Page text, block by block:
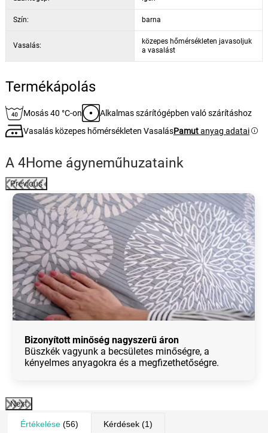
Szín: barna
Vasalás:
közepes hőmérsékleten javasoljuk
a vasalást
Termékápolás
Mosás 40 °C-on
Alkalmas szárítógépben való szárításhoz
Vasalás közepes hőmérsékleten VasalásPamutanyag adatai
A 4Home ágyneműhuzataink
Previous
Bizonyított minőség nagyszerű áron
Büszkék vagyunk a becsületes minőségre, a
kényelmes anyagokra és a megfizethetőségre.
Next
Értékelése(56) Kérdések(1)